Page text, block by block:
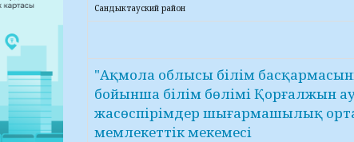
Сандыктауский район
"Ақмола облысы білім
бойынша білім бөлімі Қорғалжын
жасөспірімдер шығармашылық
мемлекеттік мекемесі